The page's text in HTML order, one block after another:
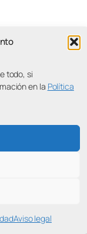
todo, si
en la Política
Aviso legal